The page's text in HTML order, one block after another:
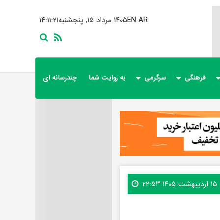
۱۴:۱۱:۲۳ ۱۴۰۵ مرداد ۱۵, پنجشنبهEN AR
فرهنگی سرگرمی به روایت شما چندرسانه ای
۱۵ اردیبهشت ۱۴۰۵ ۲۲:۵۳